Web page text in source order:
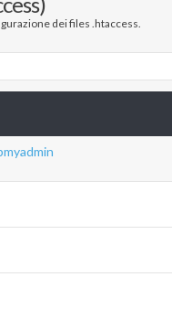
dei files .htaccess.